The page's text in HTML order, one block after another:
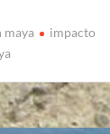
maya
impacto